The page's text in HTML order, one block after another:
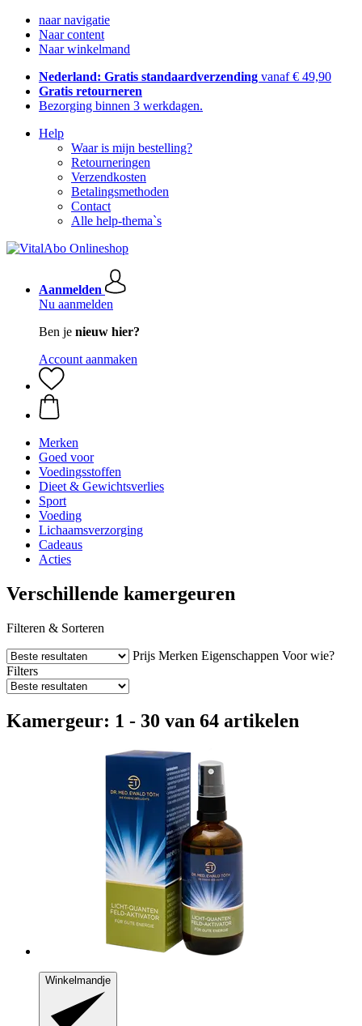
naar navigatie
Naar content
Naar winkelmand
Nederland: Gratis standaardverzending vanaf € 49,90
Gratis retourneren
Bezorging binnen 3 werkdagen.
Help
Waar is mijn bestelling?
Retourneringen
Verzendkosten
Betalingsmethoden
Contact
Alle help-thema`s
Aanmelden
Nu aanmelden
Ben je nieuw hier?
Account aanmaken
Merken
Goed voor
Voedingsstoffen
Dieet & Gewichtsverlies
Sport
Voeding
Lichaamsverzorging
Cadeaus
Acties
Verschillende kamergeuren
Filteren & Sorteren
Prijs Merken Eigenschappen Voor wie?
Filters
Kamergeur: 1 - 30 van 64 artikelen
Winkelmandje